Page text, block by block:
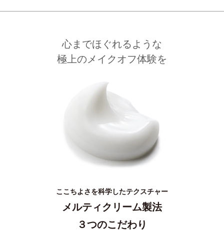
心までほぐれるような
極上のメイクオフ体験を
ここちよさを科学したテクスチャー
メルティクリーム製法
３つのこだわり